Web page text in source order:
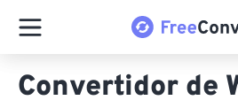
Convertidor de